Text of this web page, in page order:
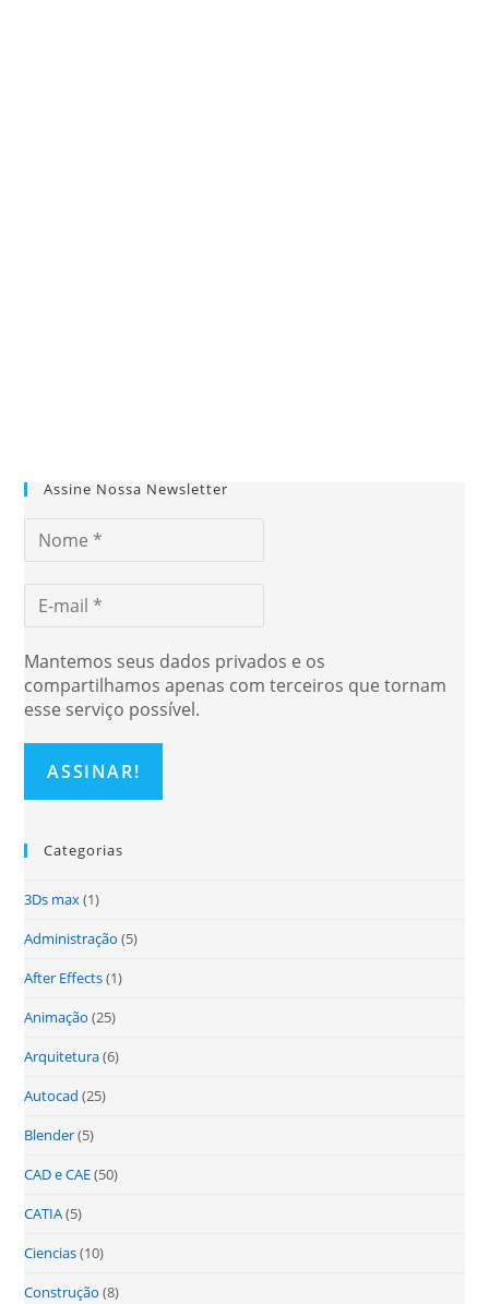
Assine Nossa Newsletter
Mantemos seus dados privados e os
compartilhamos apenas com terceiros que tornam
esse serviço possível.
Categorias
3Ds max(1)
Administração (5)
After Effects(1)
Animação (25)
Arquitetura(6)
Autocad (25)
Blender(5)
CAD e CAE(50)
CATIA(5)
Ciencias(10)
Construção (8)